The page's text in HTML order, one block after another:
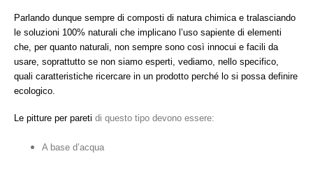
Parlando dunque sempre di composti di natura chimica e tralasciando
le soluzioni 100% naturali che implicano l’uso sapiente di elementi
che, per quanto naturali, non sempre sono così innocui e facili da
usare, soprattutto se non siamo esperti, vediamo, nello specifico,
quali caratteristiche ricercare in un prodotto perché lo si possa definire
ecologico.
Le pitture per pareti di questo tipo devono essere:
A base d’acqua